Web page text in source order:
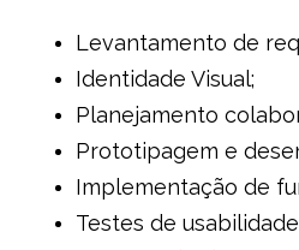
Levantamento de
Identidade Visual;
Planejamento
Prototipagem e
Implementação de
Testes de